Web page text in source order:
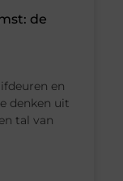
de
en
denken uit
tal van